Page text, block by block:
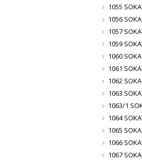
1055
1056
1057
1059
1060
1061
1062
1063
1063/1
1064
1065
1066
1067